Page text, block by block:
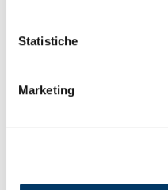
Statistiche
Marketing